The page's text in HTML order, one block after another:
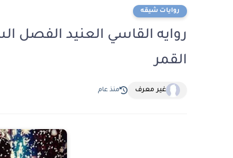
روايات شيقه
القمر
غير معرف منذ عام